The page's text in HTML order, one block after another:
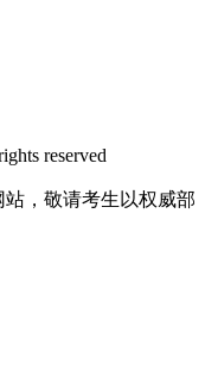
reserved
，敬请考生以权威部